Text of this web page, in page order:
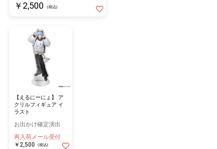
￥2,500 (税込)
【えるにーにょ】 ア
クリルフィギュア イ
ラスト
お出かけ確定演出
再入荷メール受付
￥2,500
(税込)